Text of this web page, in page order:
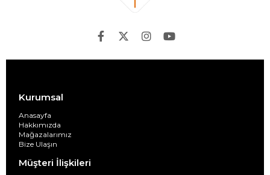
Kurumsal
Anasayfa
Hakkımızda
Mağazalarımız
Bize Ulaşın
Müşteri İlişkileri